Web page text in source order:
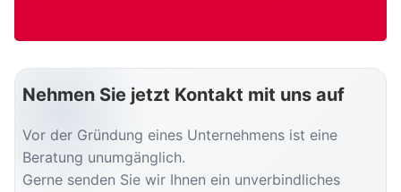
Nehmen Sie jetzt Kontakt mit uns auf
Vor der Gründung eines Unternehmens ist eine
Beratung unumgänglich.
Gerne senden Sie wir Ihnen ein unverbindliches